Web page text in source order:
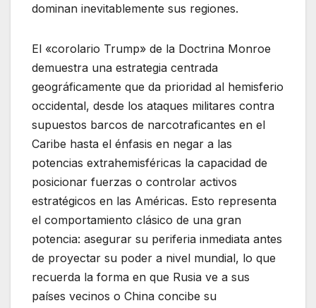
dominan inevitablemente sus regiones.
El «corolario Trump» de la Doctrina Monroe
demuestra una estrategia centrada
geográficamente que da prioridad al hemisferio
occidental, desde los ataques militares contra
supuestos barcos de narcotraficantes en el
Caribe hasta el énfasis en negar a las
potencias extrahemisféricas la capacidad de
posicionar fuerzas o controlar activos
estratégicos en las Américas. Esto representa
el comportamiento clásico de una gran
potencia: asegurar su periferia inmediata antes
de proyectar su poder a nivel mundial, lo que
recuerda la forma en que Rusia ve a sus
países vecinos o China concibe su